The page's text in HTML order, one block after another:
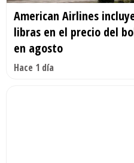
American Airlines
libras en el precio del
en agosto
Hace 1 día